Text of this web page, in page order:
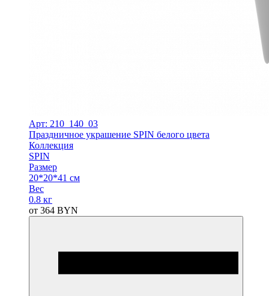
Арт: 210_140_03
Праздничное украшение SPIN белого цвета
Коллекция
SPIN
Размер
20*20*41 см
Вес
0.8 кг
от 364 BYN